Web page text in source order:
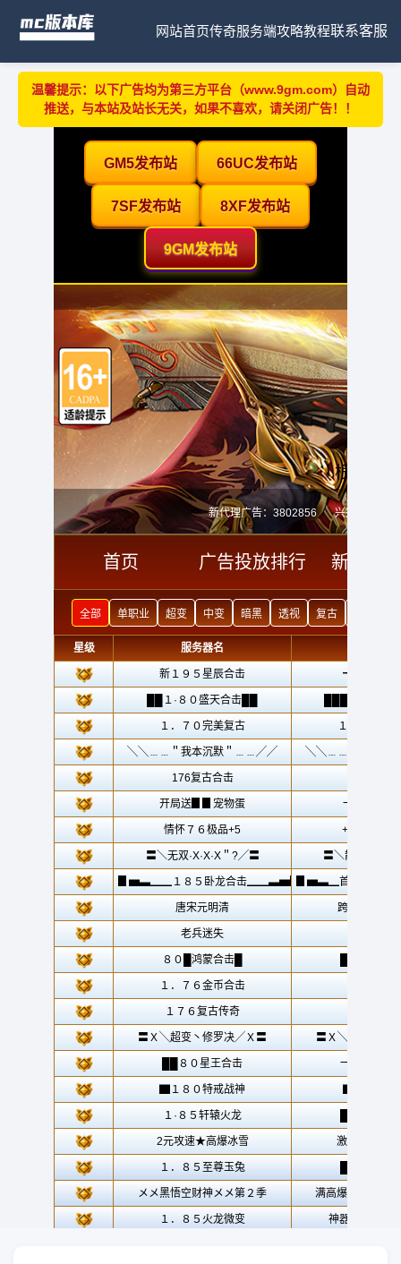
网站首页传奇服务端攻略教程联系客服
温馨提示：以下广告均为第三方平台（www.9gm.com）自动
推送，与本站及站长无关，如果不喜欢，请关闭广告！！